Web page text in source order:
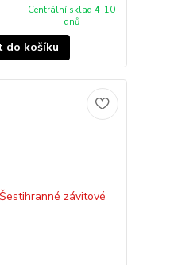
Centrální sklad 4-10
dnů
do košíku